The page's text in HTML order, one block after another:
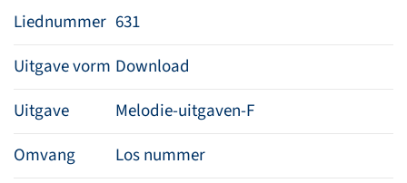
Liednummer 631
Uitgave vorm Download
Uitgave
Melodie-uitgaven-F
Omvang
Los nummer